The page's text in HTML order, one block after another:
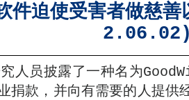
件迫使受害者做慈
人员披露了一种名为
捐款，并向有需要的人提供